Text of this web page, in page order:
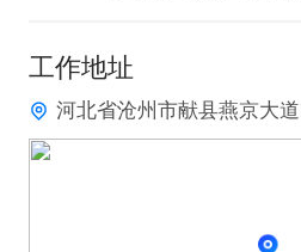
1.基本条件：
2.经验能力：沟通、学习、执
力强。
工作地址
河北省沧州市献县燕京大